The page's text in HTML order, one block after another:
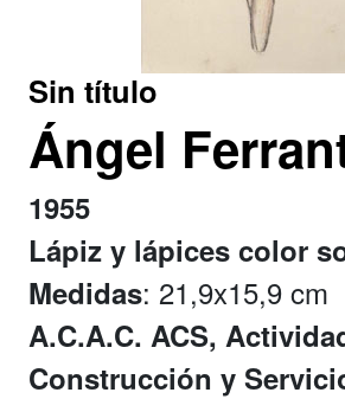
Sin título
Ángel
1955
Lápiz y lápices color
Medidas: 21,9x15,9 cm
A.C.A.C. ACS,
Construcción y